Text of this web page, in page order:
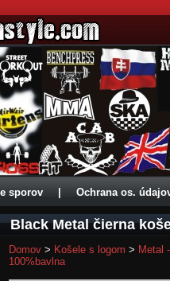
sporov Ochrana os.
Black Metal čierna
Domov > Košele s logom > Metal
100%bavlna